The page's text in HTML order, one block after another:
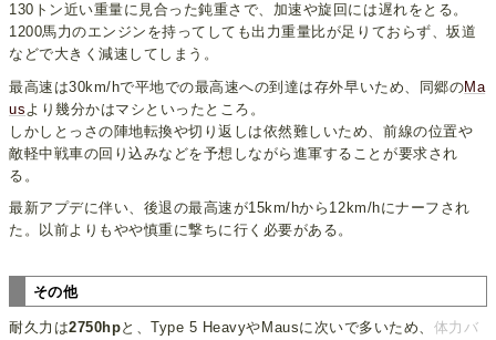
130トン近い重量に見合った鈍重さで、加速や旋回には遅れをとる。
1200馬力のエンジンを持ってしても出力重量比が足りておらず、坂道
などで大きく減速してしまう。
最高速は30km/hで平地での最高速への到達は存外早いため、同郷のMa
us より幾分かはマシといったところ。
しかしとっさの陣地転換や切り返しは依然難しいため、前線の位置や
敵軽中戦車の回り込みなどを予想しながら進軍することが要求され
る。
最新アプデに伴い、後退の最高速が15km/hから12km/hにナーフされ
た。以前よりもやや慎重に撃ちに行く必要がある。
その他
耐久力は2750hpと、Type 5 HeavyやMausに次いで多いため、 体力バ